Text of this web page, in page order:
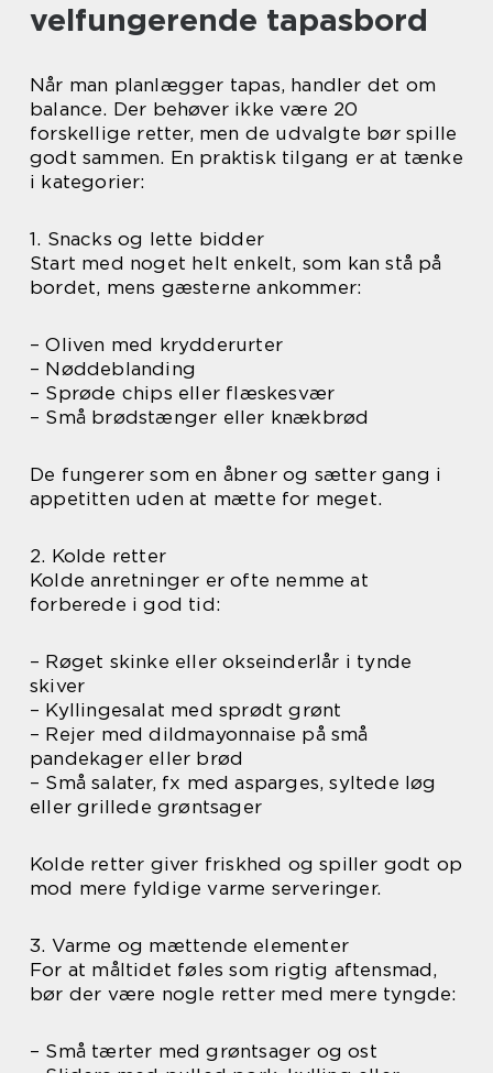
velfungerende tapasbord
Når man planlægger tapas, handler det om
balance. Der behøver ikke være 20
forskellige retter, men de udvalgte bør spille
godt sammen. En praktisk tilgang er at tænke
i kategorier:
1. Snacks og lette bidder
Start med noget helt enkelt, som kan stå på
bordet, mens gæsterne ankommer:
– Oliven med krydderurter
– Nøddeblanding
– Sprøde chips eller flæskesvær
– Små brødstænger eller knækbrød
De fungerer som en åbner og sætter gang i
appetitten uden at mætte for meget.
2. Kolde retter
Kolde anretninger er ofte nemme at
forberede i god tid:
– Røget skinke eller okseinderlår i tynde
skiver
– Kyllingesalat med sprødt grønt
– Rejer med dildmayonnaise på små
pandekager eller brød
– Små salater, fx med asparges, syltede løg
eller grillede grøntsager
Kolde retter giver friskhed og spiller godt op
mod mere fyldige varme serveringer.
3. Varme og mættende elementer
For at måltidet føles som rigtig aftensmad,
bør der være nogle retter med mere tyngde:
– Små tærter med grøntsager og ost